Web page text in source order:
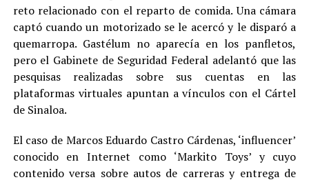
reto relacionado con el reparto de comida. Una cámara
captó cuando un motorizado se le acercó y le disparó a
quemarropa. Gastélum no aparecía en los panfletos,
pero el Gabinete de Seguridad Federal adelantó que las
pesquisas realizadas sobre sus cuentas en las
plataformas virtuales apuntan a vínculos con el Cártel
de Sinaloa.
El caso de Marcos Eduardo Castro Cárdenas, ‘influencer’
conocido en Internet como ‘Markito Toys’ y cuyo
contenido versa sobre autos de carreras y entrega de